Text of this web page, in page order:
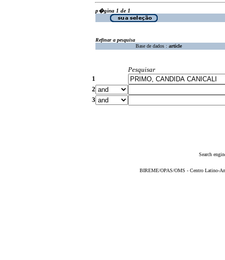
p�gina 1 de 1
Refinar a pesquisa
Base de dados : article
Pesquisar
1
2
3
Search
BIREME/OPAS/OMS - Centro Latino-